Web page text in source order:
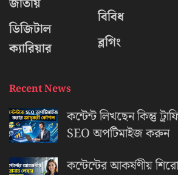
ডিজিটাল
ক্যারিয়ার
বিবিধ
ব্লগিং
Recent News
কন্টেন্ট লিখছেন কিন্তু
‍SEO অপটিমাইজ করুন
কন্টেন্টের আকর্ষণীয়